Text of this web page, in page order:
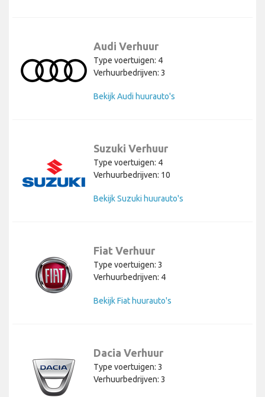
Audi Verhuur
Type voertuigen: 4
Verhuurbedrijven: 3
Bekijk Audi huurauto's
Suzuki Verhuur
Type voertuigen: 4
Verhuurbedrijven: 10
Bekijk Suzuki huurauto's
Fiat Verhuur
Type voertuigen: 3
Verhuurbedrijven: 4
Bekijk Fiat huurauto's
Dacia Verhuur
Type voertuigen: 3
Verhuurbedrijven: 3